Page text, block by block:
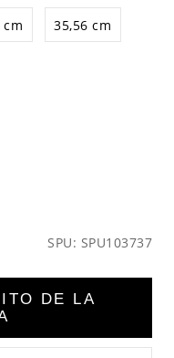
cm 35,56 cm
SPU: SPU103737
DE LA